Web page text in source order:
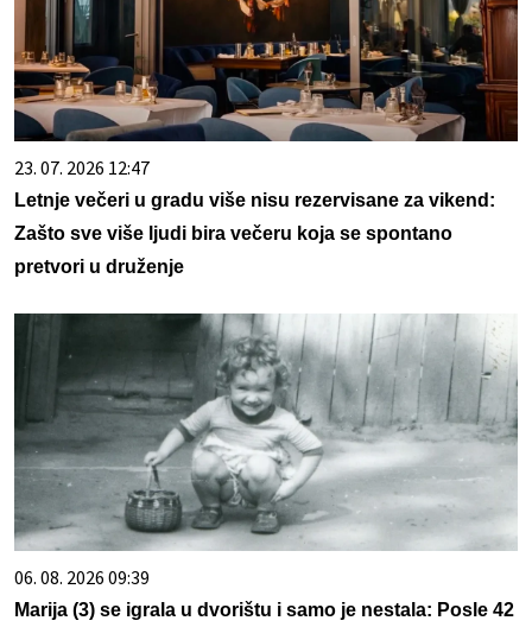
23. 07. 2026 12:47
Letnje večeri u gradu više nisu rezervisane za vikend:
Zašto sve više ljudi bira večeru koja se spontano
pretvori u druženje
06. 08. 2026 09:39
Marija (3) se igrala u dvorištu i samo je nestala: Posle 42